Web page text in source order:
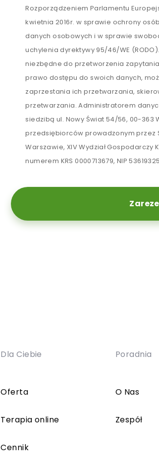
Rozporządzeniem Parlamentu
kwietnia 2016r. w sprawie ochrony
danych osobowych i w sprawie
uchylenia dyrektywy 95/46/WE
niezbędne do przetworzenia
prawo dostępu do swoich danych,
zaprzestania ich przetwarzania,
przetwarzania. Administratorem
siedzibą ul. Nowy Świat 54/56, 00-
przedsiębiorców prowadzonym przez
Warszawie, XIV Wydział
numerem KRS 0000713679, NIP
Dla Ciebie
Oferta
Terapia online
Cennik
Poradnia
O Nas
Zespół